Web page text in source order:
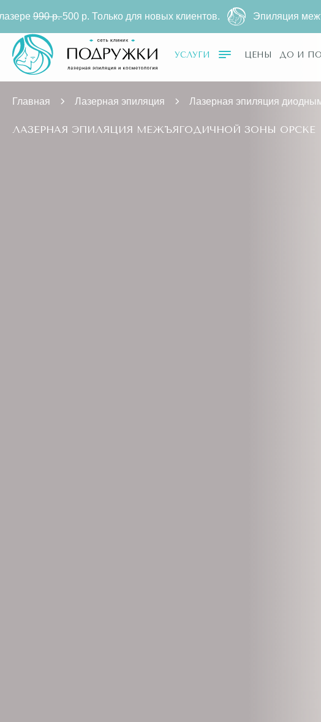
УСЛУГИ ЦЕНЫ ДО И
Главная Лазерная эпиляция Лазерная эпиляция
ЛАЗЕРНАЯ ЭПИЛЯЦИЯ МЕЖЪЯГОДИЧНОЙ ЗОНЫ ОРСКЕ
р.500 р. Только для новых клиентов. Эпиляция